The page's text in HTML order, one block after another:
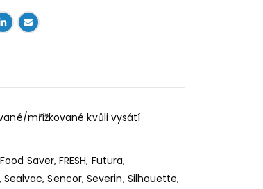
mřížkované kvůli vysátí
Saver, FRESH, Futura,
Sealvac, Sencor, Severin, Silhouette,